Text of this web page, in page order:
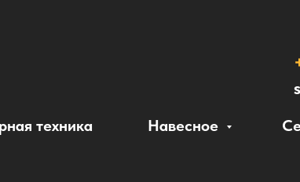
техника Навесное